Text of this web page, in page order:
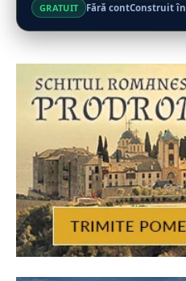
GRATUIT Fără contConstruit în